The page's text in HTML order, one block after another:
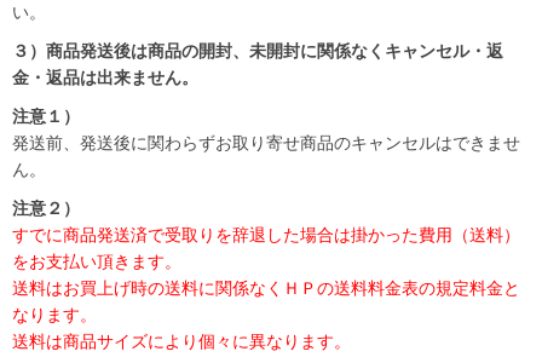
い。
３）商品発送後は商品の開封、未開封に関係なくキャンセル・返
金・返品は出来ません。
注意１）
発送前、発送後に関わらずお取り寄せ商品のキャンセルはできませ
ん。
注意２）
すでに商品発送済で受取りを辞退した場合は掛かった費用（送料）
をお支払い頂きます。
送料はお買上げ時の送料に関係なくＨＰの送料料金表の規定料金と
なります。
送料は商品サイズにより個々に異なります。